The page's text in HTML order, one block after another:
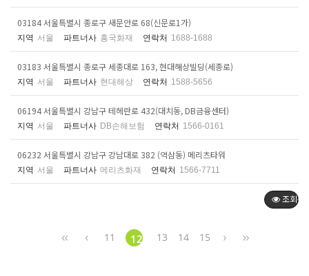
03184 서울특별시 종로구 새문안로 68(신문로1가)
지역 서울 파트너사 흥국화재 연락처 1688-1688
03183 서울특별시 종로구 세종대로 163, 현대해상빌딩(세종로)
지역 서울 파트너사 현대해상 연락처 1588-5656
06194 서울특별시 강남구 테헤란로 432(대치동, DB금융센터)
지역 서울 파트너사 DB손해보험 연락처 1566-0161
06232 서울특별시 강남구 강남대로 382 (역삼동) 메리츠타워
지역 서울 파트너사 메리츠화재 연락처 1566-7711
조회순
11 12 13 14 15